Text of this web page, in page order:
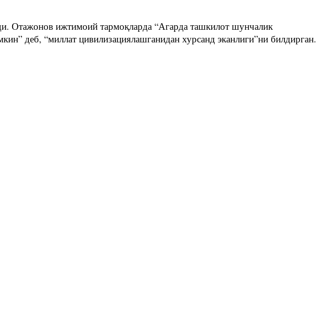
Отажонов ижтимоий тармоқларда “Агарда ташкилот шунчалик
деб, “миллат цивилизациялашганидан хурсанд эканлиги”ни билдирган.